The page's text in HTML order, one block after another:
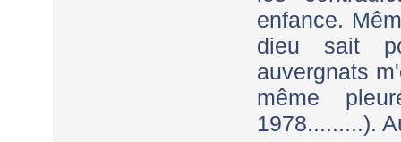
enfance.
dieu sait
auvergnats
même
1978.........).